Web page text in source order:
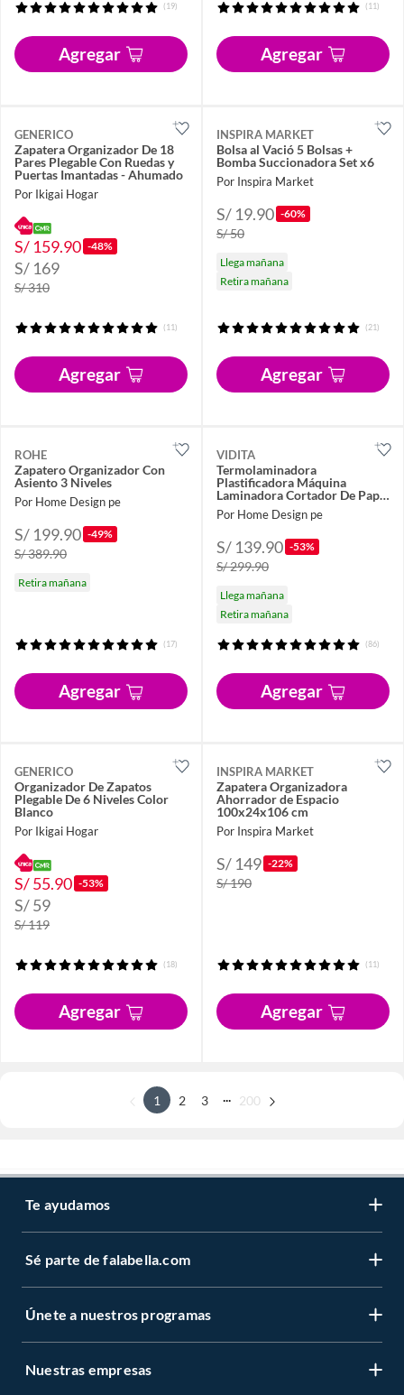
(19)
Agregar
(11)
Agregar
GENERICO
Zapatera Organizador De 18
Pares Plegable Con Ruedas y
Puertas Imantadas - Ahumado
Por Ikigai Hogar
S/ 159.90 -48%
S/ 169
S/ 310
(11)
Agregar
INSPIRA MARKET
Bolsa al Vació 5 Bolsas +
Bomba Succionadora Set x6
Por Inspira Market
S/ 19.90 -60%
S/ 50
Llega mañana
Retira mañana
(21)
Agregar
ROHE
Zapatero Organizador Con
Asiento 3 Niveles
Por Home Design pe
S/ 199.90 -49%
S/ 389.90
Retira mañana
(17)
Agregar
VIDITA
Termolaminadora
Plastificadora Máquina
Laminadora Cortador De Papel
300 Micas
Por Home Design pe
S/ 139.90 -53%
S/ 299.90
Llega mañana
Retira mañana
(86)
Agregar
GENERICO
Organizador De Zapatos
Plegable De 6 Niveles Color
Blanco
Por Ikigai Hogar
S/ 55.90 -53%
S/ 59
S/ 119
(18)
Agregar
INSPIRA MARKET
Zapatera Organizadora
Ahorrador de Espacio
100x24x106 cm
Por Inspira Market
S/ 149 -22%
S/ 190
(11)
Agregar
1 2 3 ... 200
Te ayudamos
Sé parte de falabella.com
Únete a nuestros programas
Nuestras empresas